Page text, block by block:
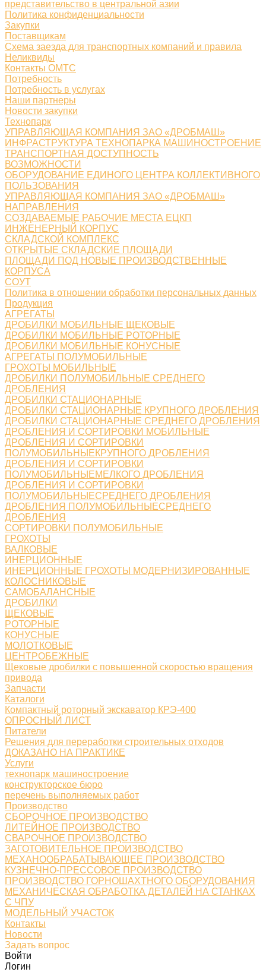
представительство в центральной азии
Политика конфиденциальности
Закупки
Поставщикам
Схема заезда для транспортных компаний и правила
Неликвиды
Контакты ОМТС
Потребность
Потребность в услугах
Наши партнеры
Новости закупки
Технопарк
УПРАВЛЯЮЩАЯ КОМПАНИЯ ЗАО «ДРОБМАШ»
ИНФРАСТРУКТУРА ТЕХНОПАРКА МАШИНОСТРОЕНИЕ
ТРАНСПОРТНАЯ ДОСТУПНОСТЬ
ВОЗМОЖНОСТИ
ОБОРУДОВАНИЕ ЕДИНОГО ЦЕНТРА КОЛЛЕКТИВНОГО
ПОЛЬЗОВАНИЯ
УПРАВЛЯЮЩАЯ КОМПАНИЯ ЗАО «ДРОБМАШ»
НАПРАВЛЕНИЯ
СОЗДАВАЕМЫЕ РАБОЧИЕ МЕСТА ЕЦКП
ИНЖЕНЕРНЫЙ КОРПУС
СКЛАДСКОЙ КОМПЛЕКС
ОТКРЫТЫЕ СКЛАДСКИЕ ПЛОЩАДИ
ПЛОЩАДИ ПОД НОВЫЕ ПРОИЗВОДСТВЕННЫЕ
КОРПУСА
СОУТ
Политика в отношении обработки персональных данных
Продукция
АГРЕГАТЫ
ДРОБИЛКИ МОБИЛЬНЫЕ ЩЕКОВЫЕ
ДРОБИЛКИ МОБИЛЬНЫЕ РОТОРНЫЕ
ДРОБИЛКИ МОБИЛЬНЫЕ КОНУСНЫЕ
АГРЕГАТЫ ПОЛУМОБИЛЬНЫЕ
ГРОХОТЫ МОБИЛЬНЫЕ
ДРОБИЛКИ ПОЛУМОБИЛЬНЫЕ СРЕДНЕГО
ДРОБЛЕНИЯ
ДРОБИЛКИ СТАЦИОНАРНЫЕ
ДРОБИЛКИ СТАЦИОНАРНЫЕ КРУПНОГО ДРОБЛЕНИЯ
ДРОБИЛКИ СТАЦИОНАРНЫЕ СРЕДНЕГО ДРОБЛЕНИЯ
ДРОБЛЕНИЯ И СОРТИРОВКИ МОБИЛЬНЫЕ
ДРОБЛЕНИЯ И СОРТИРОВКИ
ПОЛУМОБИЛЬНЫЕКРУПНОГО ДРОБЛЕНИЯ
ДРОБЛЕНИЯ И СОРТИРОВКИ
ПОЛУМОБИЛЬНЫЕМЕЛКОГО ДРОБЛЕНИЯ
ДРОБЛЕНИЯ И СОРТИРОВКИ
ПОЛУМОБИЛЬНЫЕСРЕДНЕГО ДРОБЛЕНИЯ
ДРОБЛЕНИЯ ПОЛУМОБИЛЬНЫЕСРЕДНЕГО
ДРОБЛЕНИЯ
СОРТИРОВКИ ПОЛУМОБИЛЬНЫЕ
ГРОХОТЫ
ВАЛКОВЫЕ
ИНЕРЦИОННЫЕ
ИНЕРЦИОННЫЕ ГРОХОТЫ МОДЕРНИЗИРОВАННЫЕ
КОЛОСНИКОВЫЕ
САМОБАЛАНСНЫЕ
ДРОБИЛКИ
ЩЕКОВЫЕ
РОТОРНЫЕ
КОНУСНЫЕ
МОЛОТКОВЫЕ
ЦЕНТРОБЕЖНЫЕ
Щековые дробилки с повышенной скоростью вращения
привода
Запчасти
Каталоги
Компактный роторный экскаватор КРЭ-400
ОПРОСНЫЙ ЛИСТ
Питатели
Решения для переработки строительных отходов
ДОКАЗАНО НА ПРАКТИКЕ
Услуги
технопарк машиностроение
конструкторское бюро
перечень выполняемых работ
Производство
СБОРОЧНОЕ ПРОИЗВОДСТВО
ЛИТЕЙНОЕ ПРОИЗВОДСТВО
СВАРОЧНОЕ ПРОИЗВОДСТВО
ЗАГОТОВИТЕЛЬНОЕ ПРОИЗВОДСТВО
МЕХАНООБРАБАТЫВАЮЩЕЕ ПРОИЗВОДСТВО
КУЗНЕЧНО-ПРЕССОВОЕ ПРОИЗВОДСТВО
ПРОИЗВОДСТВО ГОРНОШАХТНОГО ОБОРУДОВАНИЯ
МЕХАНИЧЕСКАЯ ОБРАБОТКА ДЕТАЛЕЙ НА СТАНКАХ
С ЧПУ
МОДЕЛЬНЫЙ УЧАСТОК
Контакты
Новости
Задать вопрос
Войти
Логин